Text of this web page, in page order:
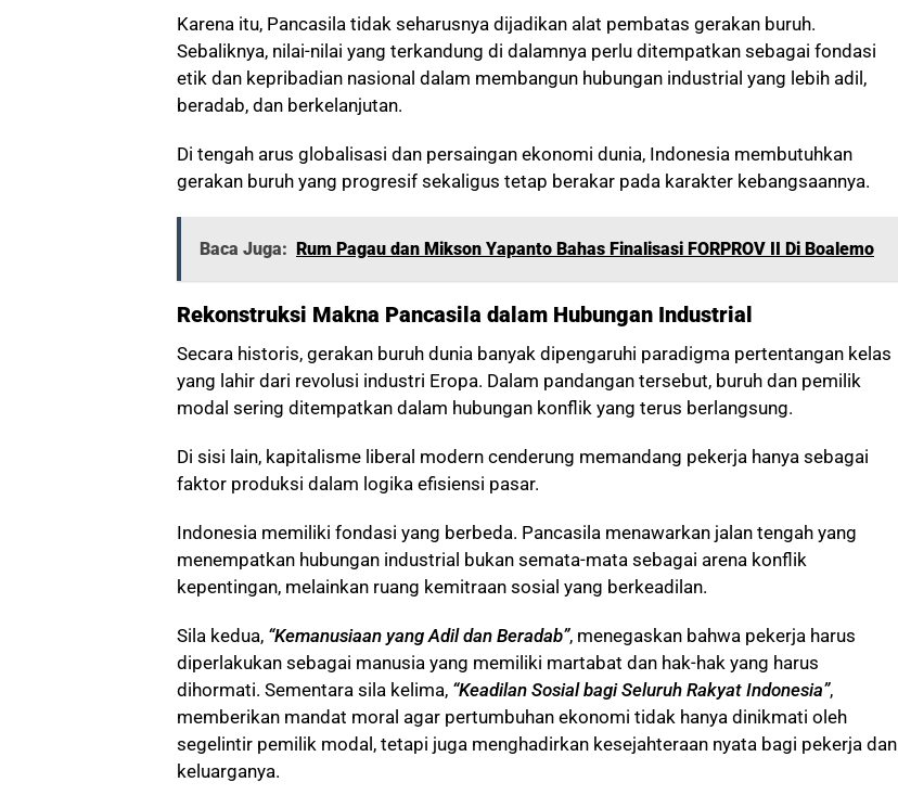
Karena itu, Pancasila tidak seharusnya dijadikan alat pembatas gerakan buruh.
Sebaliknya, nilai-nilai yang terkandung di dalamnya perlu ditempatkan sebagai fondasi
etik dan kepribadian nasional dalam membangun hubungan industrial yang lebih adil,
beradab, dan berkelanjutan.
Di tengah arus globalisasi dan persaingan ekonomi dunia, Indonesia membutuhkan
gerakan buruh yang progresif sekaligus tetap berakar pada karakter kebangsaannya.
Baca Juga: Rum Pagau dan Mikson Yapanto Bahas Finalisasi FORPROV II Di Boalemo
Rekonstruksi Makna Pancasila dalam Hubungan Industrial
Secara historis, gerakan buruh dunia banyak dipengaruhi paradigma pertentangan kelas
yang lahir dari revolusi industri Eropa. Dalam pandangan tersebut, buruh dan pemilik
modal sering ditempatkan dalam hubungan konflik yang terus berlangsung.
Di sisi lain, kapitalisme liberal modern cenderung memandang pekerja hanya sebagai
faktor produksi dalam logika efisiensi pasar.
Indonesia memiliki fondasi yang berbeda. Pancasila menawarkan jalan tengah yang
menempatkan hubungan industrial bukan semata-mata sebagai arena konflik
kepentingan, melainkan ruang kemitraan sosial yang berkeadilan.
Sila kedua, “Kemanusiaan yang Adil dan Beradab”, menegaskan bahwa pekerja harus
diperlakukan sebagai manusia yang memiliki martabat dan hak-hak yang harus
dihormati. Sementara sila kelima, “Keadilan Sosial bagi Seluruh Rakyat Indonesia”,
memberikan mandat moral agar pertumbuhan ekonomi tidak hanya dinikmati oleh
segelintir pemilik modal, tetapi juga menghadirkan kesejahteraan nyata bagi pekerja dan
keluarganya.